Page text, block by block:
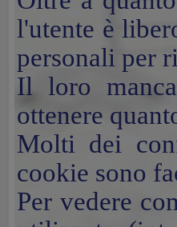
l'utente è
personali per
Il loro
ottenere
Molti dei
cookie sono
Per vedere